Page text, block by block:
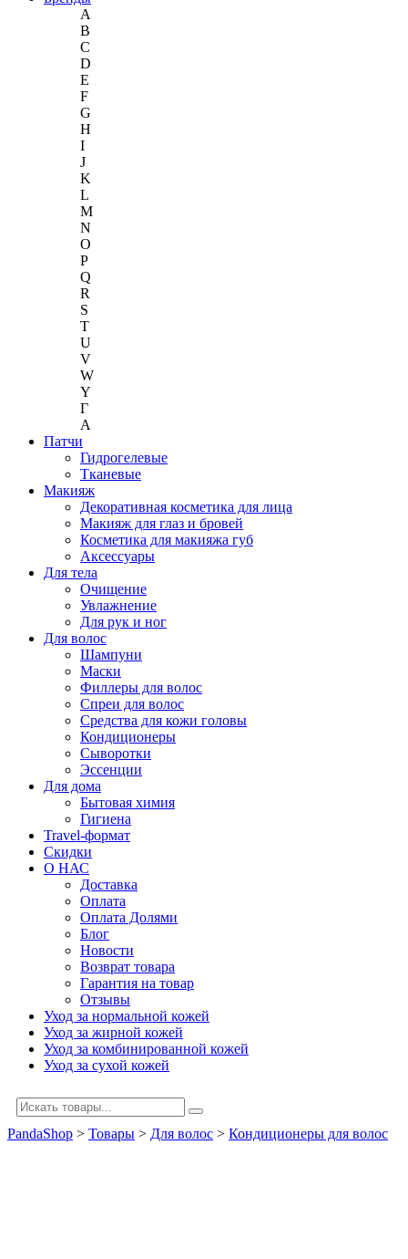
A
B
C
D
E
F
G
H
I
J
K
L
M
N
O
P
Q
R
S
T
U
V
W
Y
Г
A
Патчи
Гидрогелевые
Тканевые
Макияж
Декоративная косметика для лица
Макияж для глаз и бровей
Косметика для макияжа губ
Аксессуары
Для тела
Очищение
Увлажнение
Для рук и ног
Для волос
Шампуни
Маски
Филлеры для волос
Спреи для волос
Средства для кожи головы
Кондиционеры
Сыворотки
Эссенции
Для дома
Бытовая химия
Гигиена
Travel-формат
Скидки
О НАС
Доставка
Оплата
Оплата Долями
Блог
Новости
Возврат товара
Гарантия на товар
Отзывы
Уход за нормальной кожей
Уход за жирной кожей
Уход за комбинированной кожей
Уход за сухой кожей
PandaShop > Товары > Для волос > Кондиционеры для волос